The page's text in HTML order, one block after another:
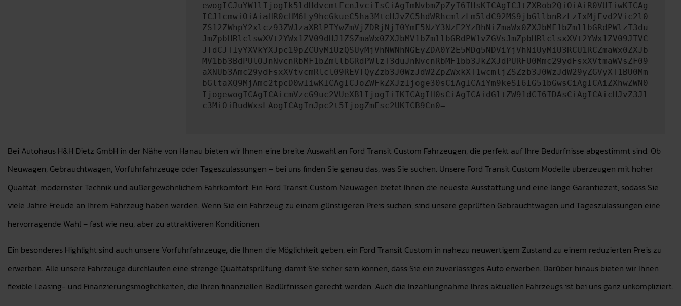
ewogICJuYW1lIjogIk5ldHdvcmtFcnJvciIsCiAgImNvbmZpZyI6IHsKICAgICJtZXRob2QiOiAiR0VUIiwKICAg
ICJ1cmwiOiAiaHR0cHM6Ly9hcGkueC5ha3MtcHJvZC5hdWRhcmlzLm5ldC92MS9jbGllbnRzLzIxMjEvd2Vic2l0
ZS12ZWhpY2xlcz93ZWJzaXRlPTYwZmVjZDRjNjI0YmE5NzY3NzE2YzBhNiZmaWx0ZXJbMF1bZmllbGRdPWlzT3du
JmZpbHRlclswXVt2YWx1ZV09dHJ1ZSZmaWx0ZXJbMV1bZmllbGRdPW1vZGVsJmZpbHRlclsxXVt2YWx1ZV09JTVC
JTdCJTIyYXVkYXJpc19pZCUyMiUzQSUyMjVhNWNhNGEyZDA0Y2E5MDg5NDViYjVhNiUyMiU3RCU1RCZmaWx0ZXJb
MV1bb3BdPUlOJnNvcnRbMF1bZmllbGRdPWlzT3duJnNvcnRbMF1bb3JkZXJdPURFU0Mmc29ydFsxXVtmaWVsZF09
aXNUb3Amc29ydFsxXVtvcmRlcl09REVTQyZzb3J0WzJdW2ZpZWxkXT1wcmljZSZzb3J0WzJdW29yZGVyXT1BU0Mm
bGltaXQ9MjAmc2tpcD0wIiwKICAgICJoZWFkZXJzIjoge30sCiAgICAiYm9keSI6IG51bGwsCiAgICAiZXhwZWN0
IjogewogICAgICAicmVzcG9uc2VUeXBlIjogIiIKICAgIH0sCiAgICAidGltZW91dCI6IDAsCiAgICAicHJvZ3Jl
c3MiOiBudWxsLAogICAgInJpc2t5IjogZmFsc2UKICB9Cn0=
Bei Autohaus H&H Dietz GmbH in der Nähe von Hanau bieten wir Ihnen eine breite Auswahl an Ford Transit Custom Fahrzeugen, die perfekt auf Ihre Bedürfnisse abgestimmt sind. Ob
Neuwagen, Gebrauchtwagen, Vorführfahrzeuge oder Tageszulassungen – bei uns finden Sie genau das, was Sie suchen. Unsere Ford Transit Custom Modelle überzeugen mit hoher
Qualität, modernster Technik und außergewöhnlichem Fahrkomfort. Ein Ford Transit Custom Neuwagen bietet Ihnen die neueste Ausstattung und eine lange Garantiezeit, sodass Sie
viele Jahre Freude an Ihrem Fahrzeug haben werden. Wenn Sie ein Fahrzeug zu einem günstigeren Preis suchen, sind unsere geprüften Gebrauchtwagen und Tageszulassungen eine
hervorragende Wahl – fast wie neu, aber zu attraktiveren Konditionen.
Ein besonderes Highlight sind auch unsere Vorführfahrzeuge, die Ihnen die Möglichkeit geben, ein Ford Transit Custom in nahezu neuwertigem Zustand zu einem reduzierten Preis zu
erwerben. Alle unsere Fahrzeuge durchlaufen eine strenge Qualitätsprüfung, damit Sie sicher sein können, dass Sie ein zuverlässiges Auto erwerben. Darüber hinaus bieten wir Ihnen
flexible Leasing- und Finanzierungsmöglichkeiten, die Ihren finanziellen Bedürfnissen gerecht werden. Auch die Inzahlungnahme Ihres aktuellen Fahrzeugs ist bei uns ganz unkompliziert.